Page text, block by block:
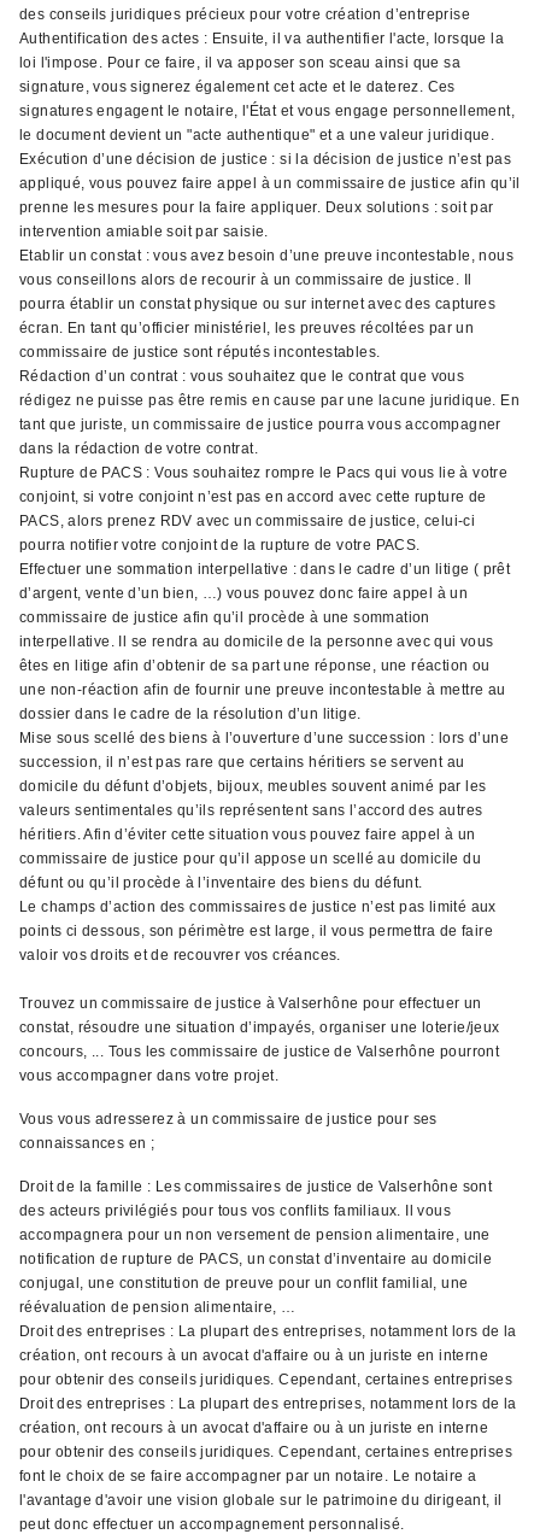
des conseils juridiques précieux pour votre création d’entreprise
Authentification des actes : Ensuite, il va authentifier l'acte, lorsque la
loi l'impose. Pour ce faire, il va apposer son sceau ainsi que sa
signature, vous signerez également cet acte et le daterez. Ces
signatures engagent le notaire, l'État et vous engage personnellement,
le document devient un "acte authentique" et a une valeur juridique.
Exécution d’une décision de justice : si la décision de justice n’est pas
appliqué, vous pouvez faire appel à un commissaire de justice afin qu’il
prenne les mesures pour la faire appliquer. Deux solutions : soit par
intervention amiable soit par saisie.
Etablir un constat : vous avez besoin d’une preuve incontestable, nous
vous conseillons alors de recourir à un commissaire de justice. Il
pourra établir un constat physique ou sur internet avec des captures
écran. En tant qu’officier ministériel, les preuves récoltées par un
commissaire de justice sont réputés incontestables.
Rédaction d’un contrat : vous souhaitez que le contrat que vous
rédigez ne puisse pas être remis en cause par une lacune juridique. En
tant que juriste, un commissaire de justice pourra vous accompagner
dans la rédaction de votre contrat.
Rupture de PACS : Vous souhaitez rompre le Pacs qui vous lie à votre
conjoint, si votre conjoint n’est pas en accord avec cette rupture de
PACS, alors prenez RDV avec un commissaire de justice, celui-ci
pourra notifier votre conjoint de la rupture de votre PACS.
Effectuer une sommation interpellative : dans le cadre d’un litige ( prêt
d’argent, vente d’un bien, …) vous pouvez donc faire appel à un
commissaire de justice afin qu’il procède à une sommation
interpellative. Il se rendra au domicile de la personne avec qui vous
êtes en litige afin d’obtenir de sa part une réponse, une réaction ou
une non-réaction afin de fournir une preuve incontestable à mettre au
dossier dans le cadre de la résolution d’un litige.
Mise sous scellé des biens à l’ouverture d’une succession : lors d’une
succession, il n’est pas rare que certains héritiers se servent au
domicile du défunt d’objets, bijoux, meubles souvent animé par les
valeurs sentimentales qu’ils représentent sans l’accord des autres
héritiers. Afin d’éviter cette situation vous pouvez faire appel à un
commissaire de justice pour qu’il appose un scellé au domicile du
défunt ou qu’il procède à l’inventaire des biens du défunt.
Le champs d’action des commissaires de justice n’est pas limité aux
points ci dessous, son périmètre est large, il vous permettra de faire
valoir vos droits et de recouvrer vos créances.
Trouvez un commissaire de justice à Valserhône pour effectuer un
constat, résoudre une situation d’impayés, organiser une loterie/jeux
concours, ... Tous les commissaire de justice de Valserhône pourront
vous accompagner dans votre projet.
Vous vous adresserez à un commissaire de justice pour ses
connaissances en ;
Droit de la famille : Les commissaires de justice de Valserhône sont
des acteurs privilégiés pour tous vos conflits familiaux. Il vous
accompagnera pour un non versement de pension alimentaire, une
notification de rupture de PACS, un constat d’inventaire au domicile
conjugal, une constitution de preuve pour un conflit familial, une
réévaluation de pension alimentaire, …
Droit des entreprises : La plupart des entreprises, notamment lors de la
création, ont recours à un avocat d'affaire ou à un juriste en interne
pour obtenir des conseils juridiques. Cependant, certaines entreprises
Droit des entreprises : La plupart des entreprises, notamment lors de la
création, ont recours à un avocat d'affaire ou à un juriste en interne
pour obtenir des conseils juridiques. Cependant, certaines entreprises
font le choix de se faire accompagner par un notaire. Le notaire a
l'avantage d'avoir une vision globale sur le patrimoine du dirigeant, il
peut donc effectuer un accompagnement personnalisé.